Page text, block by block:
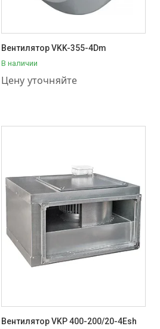
Вентилятор VKK-355-4Dm
В наличии
Цену уточняйте
+7 (707) 111-57-56
Вентилятор VKP 400-200/20-4Esh